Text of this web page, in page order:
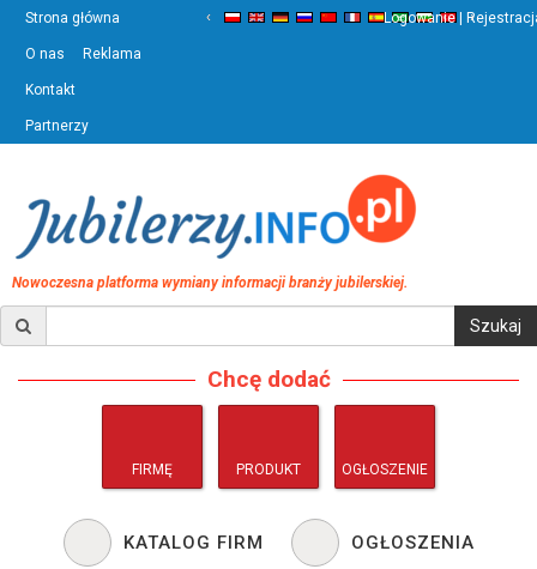
Strona główna
O nas Reklama
Kontakt
Partnerzy
‹ ›
Logowanie |
Nowoczesna platforma wymiany informacji branży jubilerskiej.
Chcę dodać
FIRMĘ PRODUKT OGŁOSZENIE
KATALOG FIRM OGŁOSZENIA